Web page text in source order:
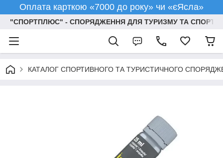
Оплата карткою «7000 до року» чи «єЯсла»
"СПОРТПЛЮС" - СПОРЯДЖЕННЯ ДЛЯ ТУРИЗМУ ТА СПОРТУ
КАТАЛОГ СПОРТИВНОГО ТА ТУРИСТИЧНОГО